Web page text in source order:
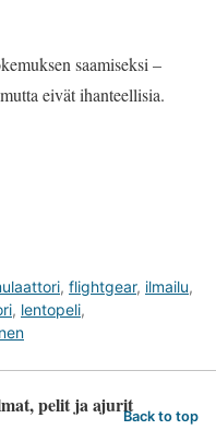
saamiseksi –
eivät ihanteellisia.
, flightgear, ilmailu,
, lentopeli,
pelit ja ajuritBack to top